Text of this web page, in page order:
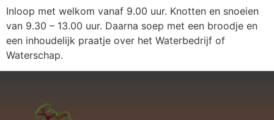
Inloop met welkom vanaf 9.00 uur. Knotten en snoeien
van 9.30 – 13.00 uur. Daarna soep met een broodje en
een inhoudelijk praatje over het Waterbedrijf of
Waterschap.